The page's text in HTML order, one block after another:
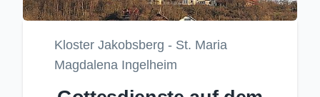
Kloster Jakobsberg - St. Maria
Magdalena Ingelheim